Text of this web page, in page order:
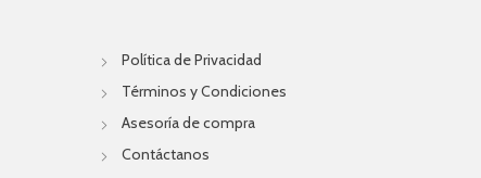
Política de Privacidad
Términos y Condiciones
Asesoría de compra
Contáctanos